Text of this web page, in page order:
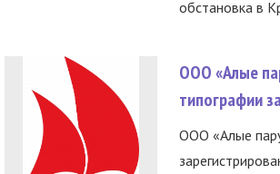
обстановка в
ООО «Алые
типографии
ООО «Алые